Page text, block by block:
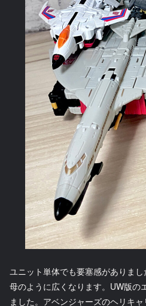
ユニット単体でも要塞感がありま
母のように広くなります。UW版の
ました。アベンジャーズのヘリキ